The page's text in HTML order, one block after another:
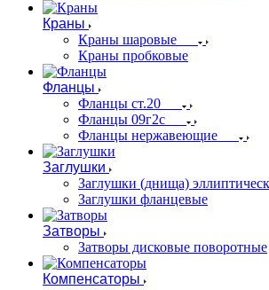
Краны
Краны шаровые
Краны пробковые
Фланцы
Фланцы ст.20
Фланцы 09г2с
Фланцы нержавеющие
Заглушки
Заглушки (днища)
Заглушки фланцевые
Затворы
Затворы дисковые поворотные
Компенсаторы